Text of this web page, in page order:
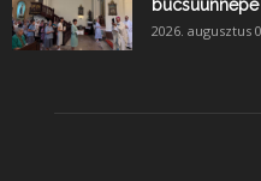
búcsúünnepe
2026. augusztus